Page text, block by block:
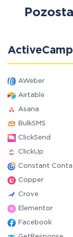
AWeber
Airtable
Asana
BulkSMS
ClickSend
ClickUp
Constant
Copper
Crove
Elementor
Facebook